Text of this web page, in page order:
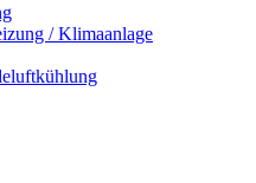
/ Klimaanlage